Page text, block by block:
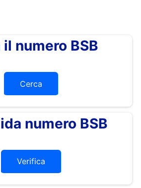
il numero BSB
Cerca
numero BSB
Verifica